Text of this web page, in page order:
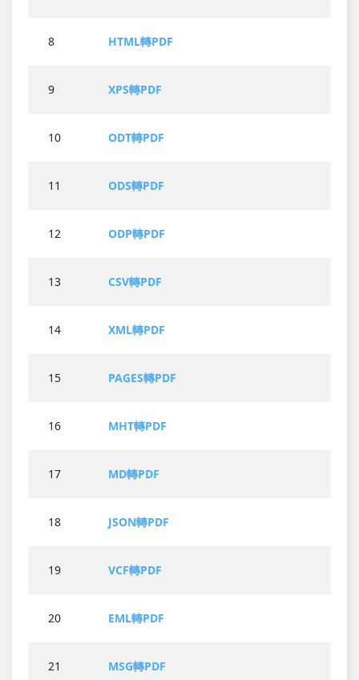
8 HTML轉PDF
9 XPS轉PDF
10 ODT轉PDF
11 ODS轉PDF
12 ODP轉PDF
13 CSV轉PDF
14 XML轉PDF
15 PAGES轉PDF
16 MHT轉PDF
17 MD轉PDF
18 JSON轉PDF
19 VCF轉PDF
20 EML轉PDF
21 MSG轉PDF